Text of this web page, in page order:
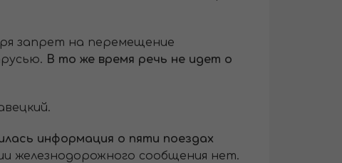
запрет на перемещение
В то же время речь не идет о
информация о пяти поездах
железнодорожного сообщения нет.